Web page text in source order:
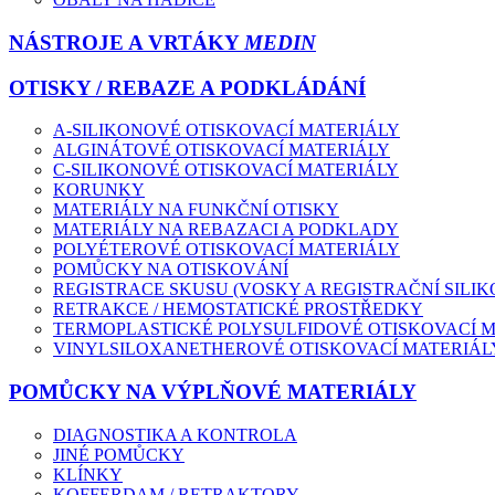
NÁSTROJE A VRTÁKY MEDIN
OTISKY / REBAZE A PODKLÁDÁNÍ
A-SILIKONOVÉ OTISKOVACÍ MATERIÁLY
ALGINÁTOVÉ OTISKOVACÍ MATERIÁLY
C-SILIKONOVÉ OTISKOVACÍ MATERIÁLY
KORUNKY
MATERIÁLY NA FUNKČNÍ OTISKY
MATERIÁLY NA REBAZACI A PODKLADY
POLYÉTEROVÉ OTISKOVACÍ MATERIÁLY
POMŮCKY NA OTISKOVÁNÍ
REGISTRACE SKUSU (VOSKY A REGISTRAČNÍ
RETRAKCE / HEMOSTATICKÉ PROSTŘEDKY
TERMOPLASTICKÉ POLYSULFIDOVÉ OTISKOVACÍ
VINYLSILOXANETHEROVÉ OTISKOVACÍ
POMŮCKY NA VÝPLŇOVÉ MATERIÁLY
DIAGNOSTIKA A KONTROLA
JINÉ POMŮCKY
KLÍNKY